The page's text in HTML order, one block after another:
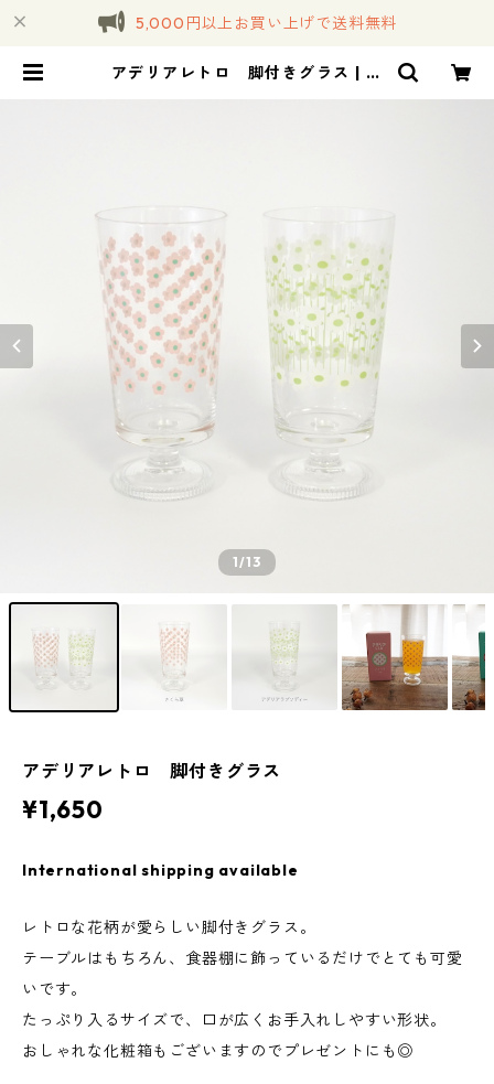
5,000円以上お買い上げで送料無料
アデリアレトロ 脚付きグラス | コ
1/13
アデリアレトロ 脚付きグラス
¥1,650
International shipping available
レトロな花柄が愛らしい脚付きグラス。
テーブルはもちろん、食器棚に飾っているだけでとても可愛
いです。
たっぷり入るサイズで、口が広くお手入れしやすい形状。
おしゃれな化粧箱もございますのでプレゼントにも◎